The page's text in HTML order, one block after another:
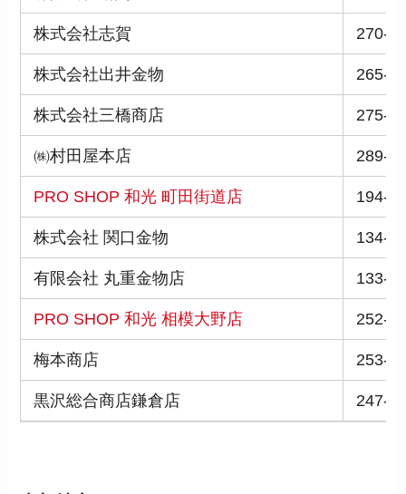
株式会社志賀 270-
株式会社出井金物 265-
株式会社三橋商店 275-
㈱村田屋本店 289-
PRO SHOP 和光 町田街道店 194-
株式会社 関口金物 134-
有限会社 丸重金物店 133-
PRO SHOP 和光 相模大野店 252-
梅本商店 253-
黒沢総合商店鎌倉店 247-